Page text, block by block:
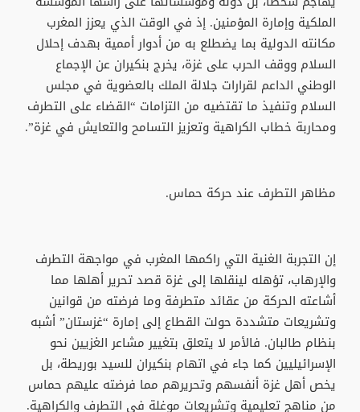
الملكية وإمارة المؤمنين. إذ في الوقت الذي يعزز المغرب
مكانته الدولية بما يضطلع به من أدوار أممية بهدف إحلال
السلام ووقف الحرب على غزة، يخرج بنكيران عن الإجماع
الوطني الداعم لقرارات جلالة الملك بالعضوية في مجلس
السلام وتنفيذ ما تقتضيه من التزامات “القضاء على التطرف
ومحاربة خطاب الكراهية وتعزيز التسامح والتعايش في غزة”.
مظاهر التطرف عند حركة حماس.
إن التجربة الغنية التي راكمها المغرب في مواجهة التطرف
والإرهاب، تؤهله لينقلها إلى غزة قصد تحرير أهلها مما
أشاعته الحركة من عقائد متطرفة وما فرضته من قوانين
وتشريعات متشددة حولت القطاع إلى إمارة “غزستان” أشبه
بنظام طالبان. فالأمر لا يتعلق بتغيير مشاعر الغزيين نحو
الإسرائيليين كما جاء في اتهام بنكيران للسيد بوريطة، بل
يخص أهل غزة أنفسهم وتحريرهم مما فرضته عليهم حماس
من مناهج تعليمية وتشريعات موغلة في التطرف والكراهية.